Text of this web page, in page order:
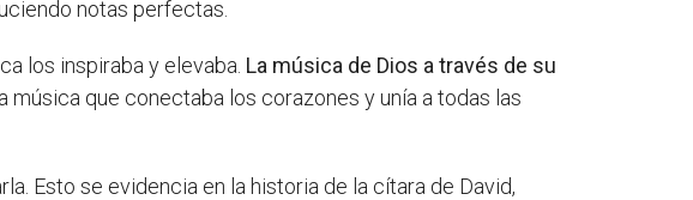
notas perfectas.
los inspiraba y elevaba. La música de Dios a través de su
música que conectaba los corazones y unía a todas las
Esto se evidencia en la historia de la cítara de David,